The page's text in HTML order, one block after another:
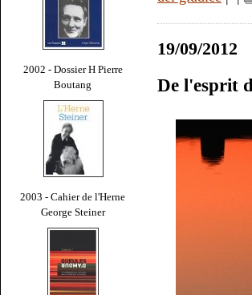
2002 - Dossier H Pierre
Boutang
2003 - Cahier de l'Herne
George Steiner
19/09/2012
De l'esprit